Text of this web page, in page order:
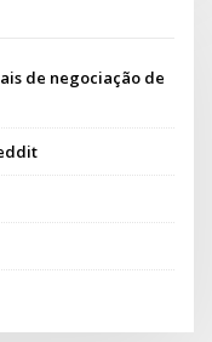
de negociação de